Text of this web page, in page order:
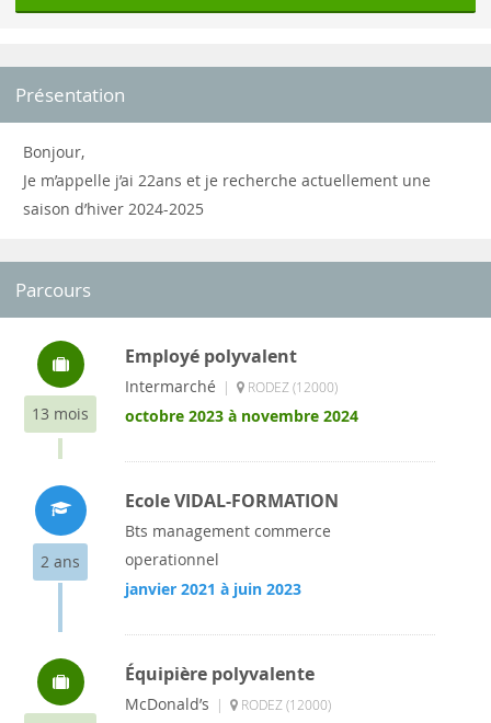
Présentation
Bonjour,
Je m’appelle j’ai 22ans et je recherche actuellement une
saison d’hiver 2024-2025
Parcours
13 mois
Employé polyvalent
Intermarché | RODEZ (12000)
octobre 2023 à novembre 2024
2 ans
Ecole VIDAL-FORMATION
Bts management commerce
operationnel
janvier 2021 à juin 2023
Équipière polyvalente
McDonald’s | RODEZ (12000)